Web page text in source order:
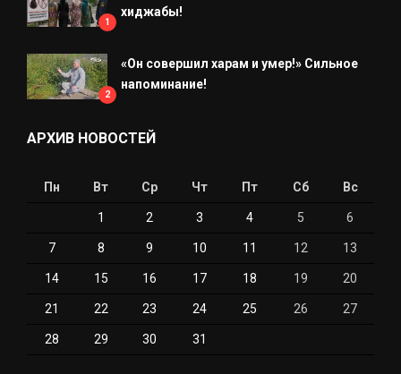
1
хиджабы!
2
«Он совершил харам и умер!» Сильное
напоминание!
АРХИВ НОВОСТЕЙ
Пн Вт Ср Чт Пт Сб Вс
1 2 3 4 5 6
7 8 9 10 11 12 13
14 15 16 17 18 19 20
21 22 23 24 25 26 27
28 29 30 31